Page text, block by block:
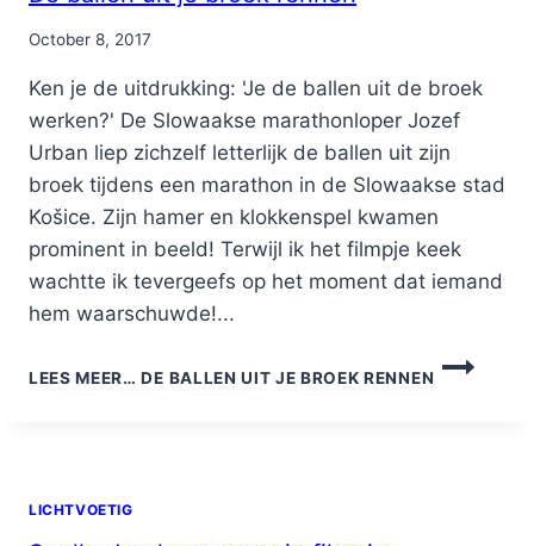
By
October 8, 2017
Ken je de uitdrukking: 'Je de ballen uit de broek
werken?' De Slowaakse marathonloper Jozef
Urban liep zichzelf letterlijk de ballen uit zijn
broek tijdens een marathon in de Slowaakse stad
Košice. Zijn hamer en klokkenspel kwamen
prominent in beeld! Terwijl ik het filmpje keek
wachtte ik tevergeefs op het moment dat iemand
hem waarschuwde!...
LEES MEER… DE BALLEN UIT JE BROEK RENNEN
LICHTVOETIG